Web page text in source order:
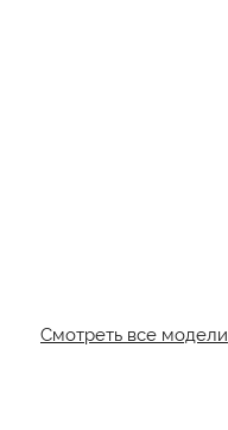
Смотреть все модели